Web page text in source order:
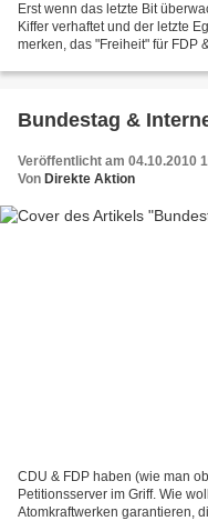
Erst wenn das letzte Bit
Kiffer verhaftet und der letzte
merken, das "Freiheit" für FDP
Bundestag &
Veröffentlicht am 04.10.2010
Von Direkte Aktion
CDU & FDP haben (wie man
Petitionsserver im Griff. Wie
Atomkraftwerken garantieren,